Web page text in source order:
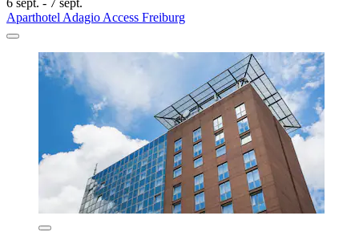
6 sept. - 7 sept.
Aparthotel Adagio Access Freiburg